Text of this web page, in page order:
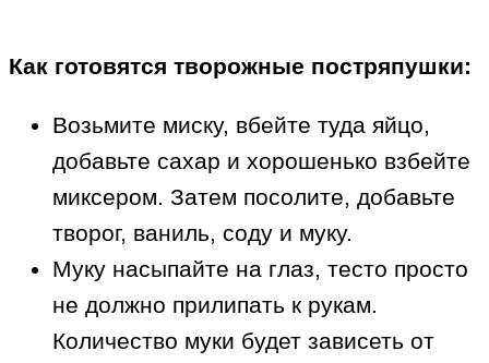
Как готовятся творожные постряпушки:
Возьмите миску, вбейте туда яйцо,
добавьте сахар и хорошенько взбейте
миксером. Затем посолите, добавьте
творог, ваниль, соду и муку.
Муку насыпайте на глаз, тесто просто
не должно прилипать к рукам.
Количество муки будет зависеть от